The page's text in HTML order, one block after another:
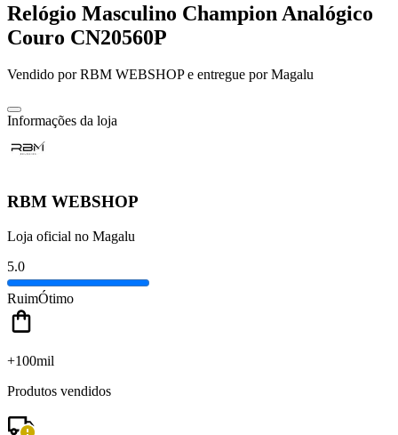
Relógio Masculino Champion Analógico
Couro CN20560P
Vendido porRBM WEBSHOPe entregue por Magalu
Informações da loja
RBM WEBSHOP
Loja oficial no Magalu
5.0
RuimÓtimo
+100mil
Produtos vendidos